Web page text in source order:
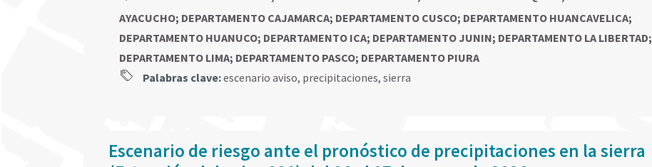
AYACUCHO; DEPARTAMENTO CAJAMARCA; DEPARTAMENTO CUSCO; DEPARTAMENTO HUANCAVELICA;
DEPARTAMENTO HUANUCO; DEPARTAMENTO ICA; DEPARTAMENTO JUNIN; DEPARTAMENTO LA LIBERTAD;
DEPARTAMENTO LIMA; DEPARTAMENTO PASCO; DEPARTAMENTO PIURA
Palabras clave:escenario aviso, precipitaciones, sierra
Escenario de riesgo ante el pronóstico de precipitaciones en la sierra